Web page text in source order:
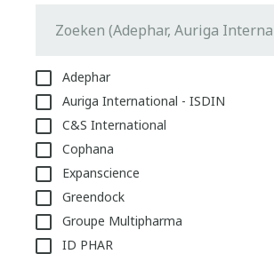
Adephar
Auriga International - ISDIN
C&S International
Cophana
Expanscience
Greendock
Groupe Multipharma
ID PHAR